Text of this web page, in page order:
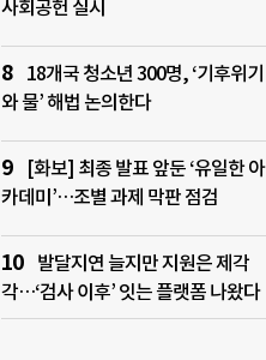
사회공헌 실시
18개국 청소년 300명, ‘기후위기
와 물’ 해법 논의한다
[화보] 최종 발표 앞둔 ‘유일한 아
카데미’…조별 과제 막판 점검
발달지연 늘지만 지원은 제각
각…‘검사 이후’ 잇는 플랫폼 나왔다